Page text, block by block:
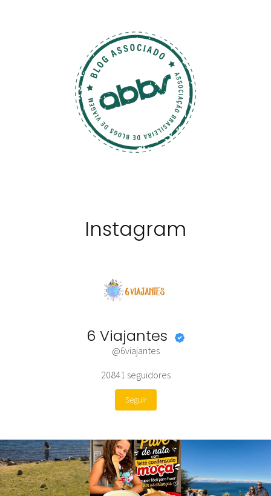
Instagram
6 Viajantes
@6viajantes
20841 seguidores
Seguir